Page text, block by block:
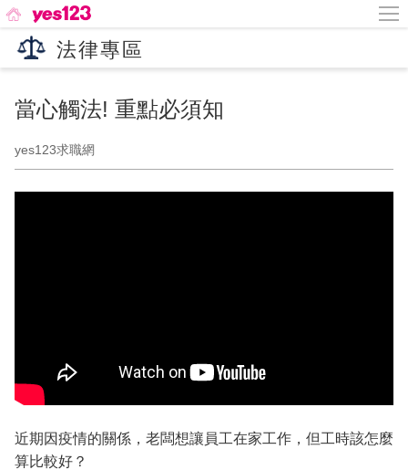
法律專區
當心觸法! 重點必須知
yes123求職網
近期因疫情的關係，老闆想讓員工在家工作，但工時該怎麼
算比較好？